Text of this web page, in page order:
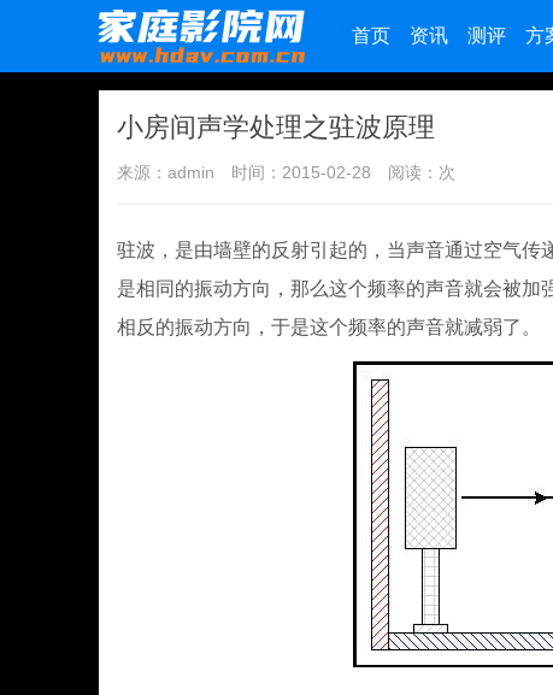
首页 资讯 测评 方
小房间声学处理之驻波原理
来源：admin 时间：2015-02-28 阅读： 次
驻波，是由墙壁的反射引起的，当声音通过空气
是相同的振动方向，那么这个频率的声音就会被
相反的振动方向，于是这个频率的声音就减弱了。